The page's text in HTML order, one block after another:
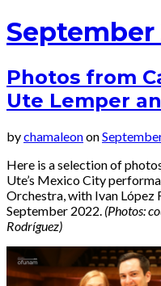
September
Photos from
Ute Lemper
bychamaleonon
Here is a selection of
Ute’s Mexico City
Orchestra, with Ivan López
September 2022. (Photos:
Rodríguez)